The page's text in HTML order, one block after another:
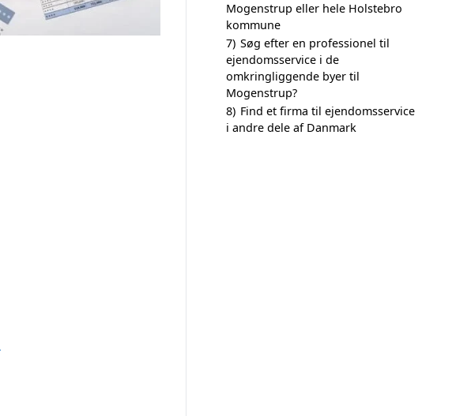
Mogenstrup eller hele Holstebro
kommune
7) Søg efter en professionel til
ejendomsservice i de
omkringliggende byer til
Mogenstrup?
8) Find et firma til ejendomsservice
i andre dele af Danmark